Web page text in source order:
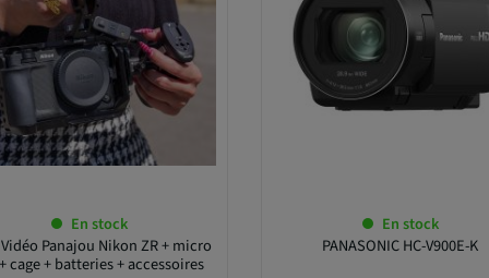
En stock
Panajou Nikon ZR + micro
cage + batteries + accessoires
En stock
PANASONIC HC-V900E-K